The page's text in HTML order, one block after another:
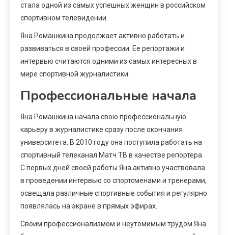
стала одной из самых успешных женщин в российском
спортивном телевидении.
Яна Ромашкина продолжает активно работать и
развиваться в своей профессии. Ее репортажи и
интервью считаются одними из самых интересных в
мире спортивной журналистики.
Профессиональные начала
Яна Ромашкина начала свою профессиональную
карьеру в журналистике сразу после окончания
университета. В 2010 году она поступила работать на
спортивный телеканал Матч ТВ в качестве репортера.
С первых дней своей работы Яна активно участвовала
в проведении интервью со спортсменами и тренерами,
освещала различные спортивные события и регулярно
появлялась на экране в прямых эфирах.
Своим профессионализмом и неутомимым трудом Яна